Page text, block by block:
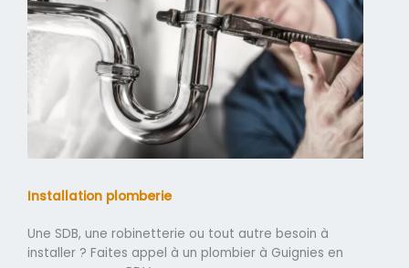
Installation plomberie
Une SDB, une robinetterie ou tout autre besoin à
installer ? Faites appel à un plombier à Guignies en